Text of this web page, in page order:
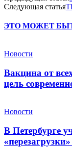
Следующая статья
ЭТО МОЖЕТ
Новости
Вакцина от
цель
Новости
В Петербурге